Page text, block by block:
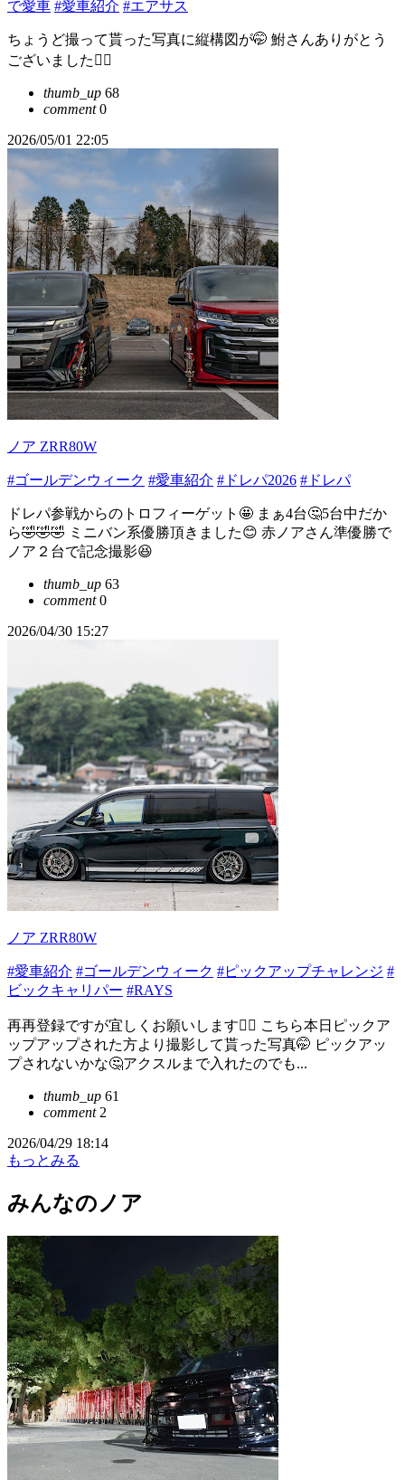
で愛車 #愛車紹介 #エアサス
ちょうど撮って貰った写真に縦構図が🤭 鮒さんありがとう
ございました🙇‍♂️
thumb_up 68
comment0
2026/05/01 22:05
ノア ZRR80W
#ゴールデンウィーク #愛車紹介 #ドレパ2026 #ドレパ
ドレパ参戦からのトロフィーゲット🤩 まぁ4台🤔5台中だか
ら🤣🤣🤣 ミニバン系優勝頂きました😊 赤ノアさん準優勝で
ノア２台で記念撮影😆
thumb_up 63
comment0
2026/04/30 15:27
ノア ZRR80W
#愛車紹介 #ゴールデンウィーク #ピックアップチャレンジ #
ビックキャリパー #RAYS
再再登録ですが宜しくお願いします🙇‍♂️ こちら本日ピックア
ップアップされた方より撮影して貰った写真🤭 ピックアッ
プされないかな🤔アクスルまで入れたのでも...
thumb_up 61
comment2
2026/04/29 18:14
もっとみる
みんなのノア